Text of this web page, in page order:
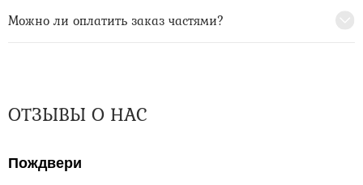
Можно ли оплатить заказ частями?
ОТЗЫВЫ О НАС
Пождвери